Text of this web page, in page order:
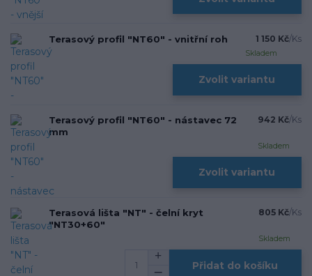
Terasový profil "NT60" - vnitřní roh 1 150 Kč/Ks
Skladem
Zvolit variantu
Terasový profil "NT60" - nástavec 72
mm
942 Kč/Ks
Skladem
Zvolit variantu
Terasová lišta "NT" - čelní kryt
"NT30+60"
805 Kč/Ks
Skladem
Přidat do košíku